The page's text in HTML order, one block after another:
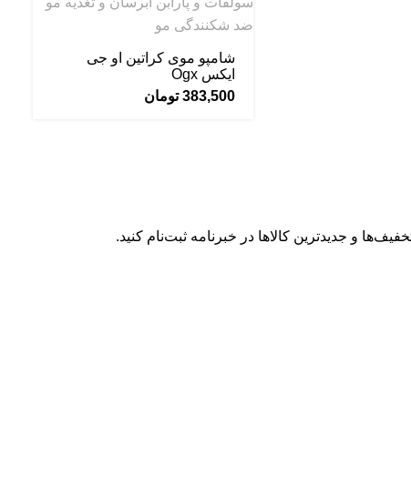
شامپو موی کراتین او جی
ایکس Ogx
383,500 تومان
و جدیدترین کالاها در خبرنامه ثبت‌نام کنید.